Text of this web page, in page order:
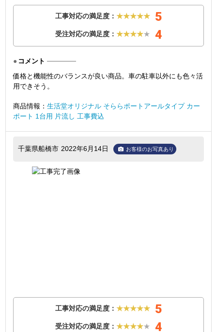
工事対応の満足度： ★★★★★ 5
受注対応の満足度： ★★★★★ 4
コメント
価格と機能性のバランスが良い商品。車の駐車以外にも色々活
用できそう。
商品情報： 生活堂オリジナル そららポートアールタイプ カー
ポート 1台用 片流し 工事費込
千葉県船橋市 2022年6月14日 お客様のお写真あり
工事対応の満足度： ★★★★★ 5
受注対応の満足度： ★★★★★ 4